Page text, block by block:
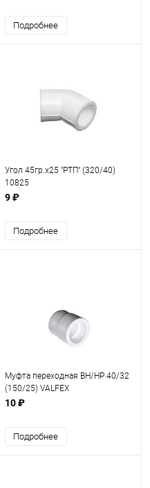
Подробнее
Угол 45гр.х25 "РТП" (320/40)
10825
9 ₽
Подробнее
Муфта переходная ВН/НР 40/32
(150/25) VALFEX
10 ₽
Подробнее